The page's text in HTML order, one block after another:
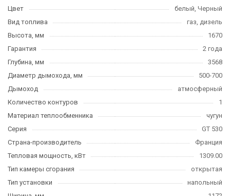
Цвет
белый, Черный
Вид топлива
газ, дизель
Высота, мм
1670
Гарантия
2 года
Глубина, мм
3568
Диаметр дымохода, мм
500-700
Дымоход
атмосферный
Количество контуров
1
Материал теплообменника
чугун
Серия
GT 530
Страна-производитель
Франция
Тепловая мощность, кВт
1309.00
Тип камеры сгорания
открытая
Тип установки
напольный